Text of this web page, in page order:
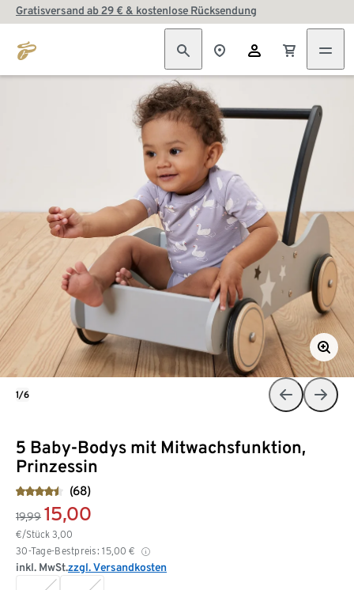
Gratisversand ab 29 € & kostenlose Rücksendung
5 Baby-Bodys mit Mitwachsfunktion,
Prinzessin
(68)
19,99 15,00
€/Stück 3,00
30-Tage-Bestpreis: 15,00 €
inkl. MwSt.zzgl. Versandkosten
1/6